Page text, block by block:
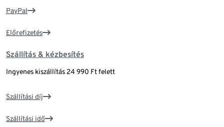
PayPal
Előrefizetés
Szállítás & kézbesítés
Ingyenes kiszállítás 24 990 Ft felett
Szállítási díj
Szállítási idő